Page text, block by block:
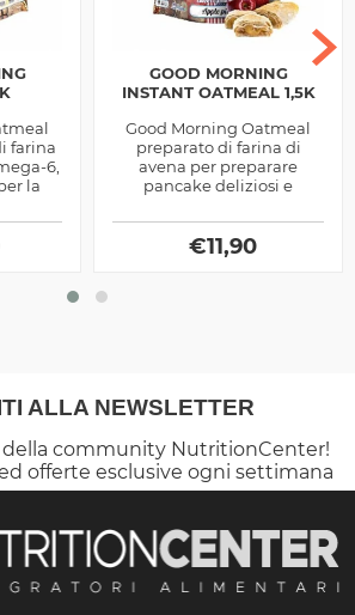
farina
6,
la
GOOD MORNING
INSTANT OATMEAL 1,5K
Good Morning Oatmeal
preparato di farina di
avena per preparare
pancake deliziosi e
acidi grassi prodotto dalla
Universal...
€11,90
ALLA NEWSLETTER
della community NutritionCenter!
offerte esclusive ogni settimana